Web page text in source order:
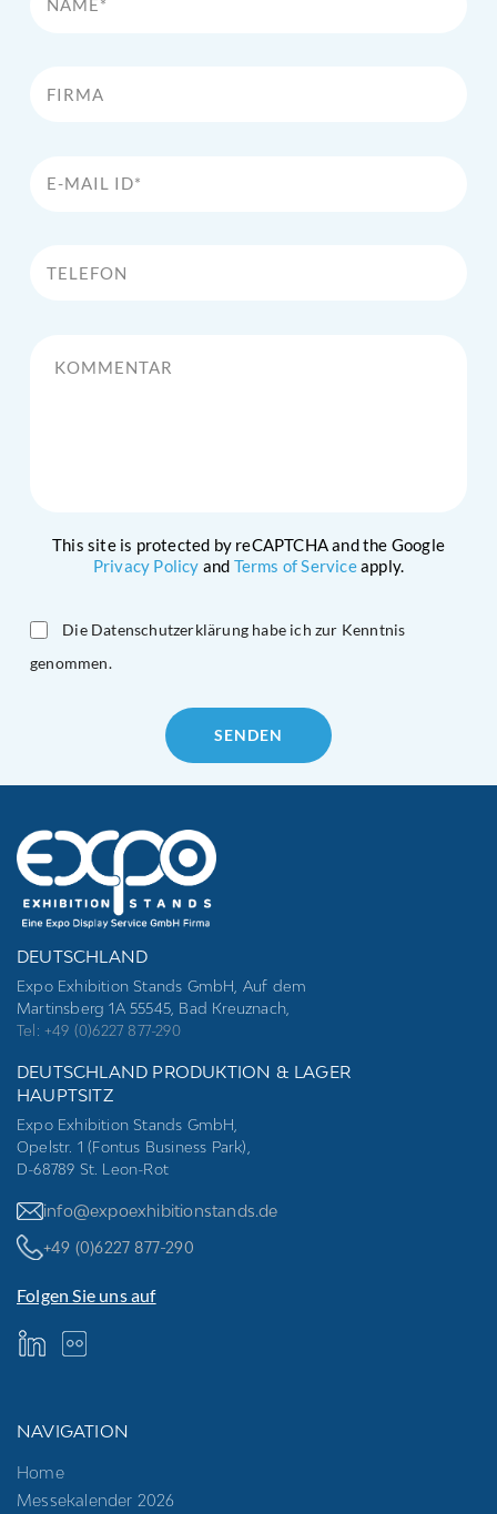
This site is protected by reCAPTCHA and the Google
Privacy Policy and Terms of Serviceapply.
Die Datenschutzerklärung habe ich zur Kenntnis
genommen.
empty.
DEUTSCHLAND
Expo Exhibition Stands GmbH, Auf dem
Martinsberg 1A 55545, Bad Kreuznach,
Tel: +49 (0)6227 877-290
DEUTSCHLAND PRODUKTION & LAGER
HAUPTSITZ
Expo Exhibition Stands GmbH,
Opelstr. 1 (Fontus Business Park),
D-68789 St. Leon-Rot
info@expoexhibitionstands.de
+49 (0)6227 877-290
Folgen Sie uns auf
NAVIGATION
Home
Messekalender 2026